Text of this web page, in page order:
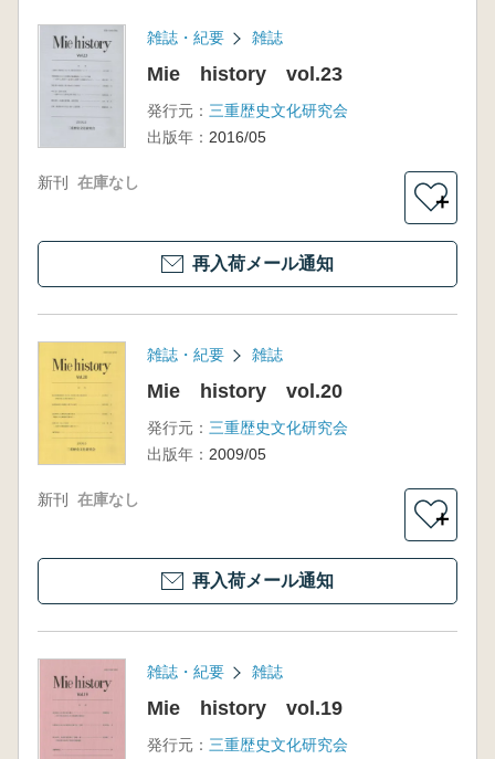
雑誌・紀要 雑誌
Mie history vol.23
発行元： 三重歴史文化研究会
出版年： 2016/05
新刊 在庫なし
＋
再入荷メール通知
雑誌・紀要 雑誌
Mie history vol.20
発行元： 三重歴史文化研究会
出版年： 2009/05
新刊 在庫なし
＋
再入荷メール通知
雑誌・紀要 雑誌
Mie history vol.19
発行元： 三重歴史文化研究会